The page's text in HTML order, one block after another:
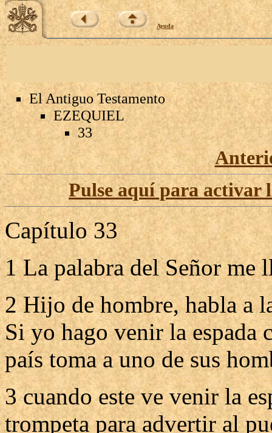
Ayuda
El Antiguo Testamento
EZEQUIEL
33
Pulse aquí para activar
Capítulo 33
1 La palabra del Señor me
2 Hijo de hombre, habla a
Si yo hago venir la espada
país toma a uno de sus
3 cuando este ve venir la
trompeta para advertir al